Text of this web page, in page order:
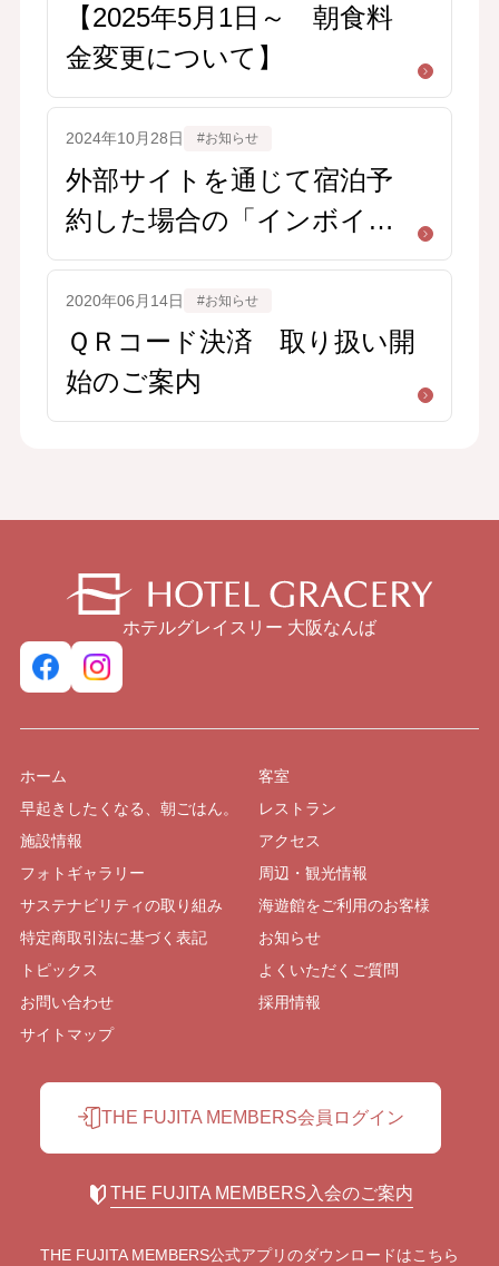
【2025年5月1日～ 朝食料
金変更について】
2024年10月28日 #お知らせ
外部サイトを通じて宿泊予
約した場合の「インボイ
ス」の交付につい
て Regarding the issuance of
an “invoice” when booking
through an external site.
2020年06月14日 #お知らせ
ＱＲコード決済 取り扱い開
始のご案内
ホテルグレイスリー 大阪なんば
ホーム
客室
早起きしたくなる、朝ごはん。
レストラン
施設情報
アクセス
フォトギャラリー
周辺・観光情報
サステナビリティの取り組み
海遊館をご利用のお客様
特定商取引法に基づく表記
お知らせ
トピックス
よくいただくご質問
お問い合わせ
採用情報
サイトマップ
THE FUJITA MEMBERS会員ログイン
THE FUJITA MEMBERS入会のご案内
THE FUJITA MEMBERS公式アプリのダウンロードはこちら